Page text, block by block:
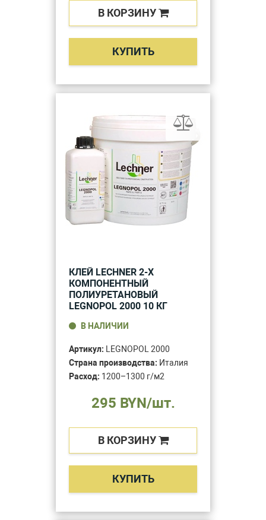
В КОРЗИНУ
КУПИТЬ
КЛЕЙ LECHNER 2-Х
КОМПОНЕНТНЫЙ
ПОЛИУРЕТАНОВЫЙ
LEGNOPOL 2000 10 КГ
В НАЛИЧИИ
Артикул: LEGNOPOL 2000
Страна производства: Италия
Расход: 1200–1300 г/м2
295 BYN/шт.
В КОРЗИНУ
КУПИТЬ